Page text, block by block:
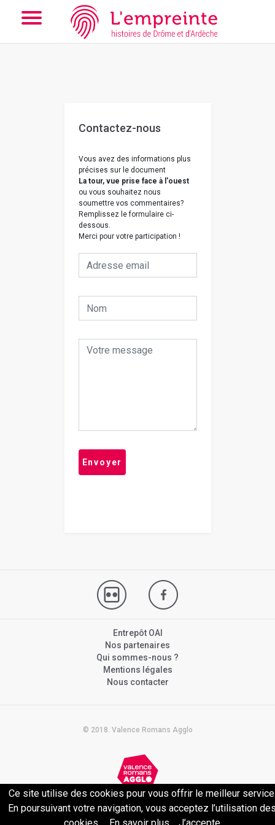
Array ( [slug] => nous-contacter [doc] => B263626101_12T )
Add the new slick-theme.css if you want the default styling
Contactez-nous
Vous avez des informations plus
précises sur le document
La tour, vue prise face à l'ouest
ou vous souhaitez nous
soumettre vos commentaires?
Remplissez le formulaire ci-
dessous.
Merci pour votre participation !
Entrepôt OAI
Nos partenaires
Qui sommes-nous ?
Mentions légales
Nous contacter
© 2018. Valence Romans Agglo
Politique de confidentialité
Ce site utilise des cookies pour vous offrir le meilleur
En poursuivant votre navigation, vous acceptez l’utilisation